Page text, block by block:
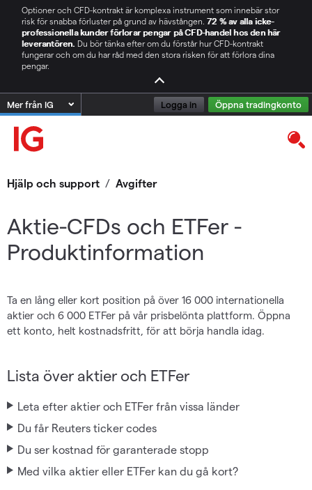
Optioner och CFD-kontrakt är komplexa instrument som innebär stor
risk för snabba förluster på grund av hävstången. 72 % av alla icke-
professionella kunder förlorar pengar på CFD-handel hos den här
leverantören. Du bör tänka efter om du förstår hur CFD-kontrakt
fungerar och om du har råd med den stora risken för att förlora dina
pengar.
Mer från IG Logga in Öppna tradingkonto
Hjälp och support / Avgifter
Aktie-CFDs och ETFer -
Produktinformation
Ta en lång eller kort position på över 16 000 internationella
aktier och 6 000 ETFer på vår prisbelönta plattform. Öppna
ett konto, helt kostnadsfritt, för att börja handla idag.
Lista över aktier och ETFer
Leta efter aktier och ETFer från vissa länder
Du får Reuters ticker codes
Du ser kostnad för garanterade stopp
Med vilka aktier eller ETFer kan du gå kort?